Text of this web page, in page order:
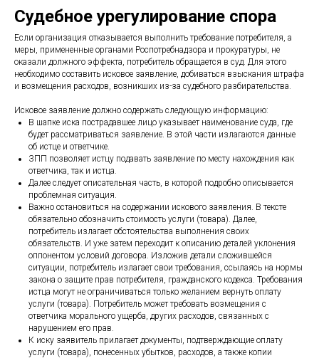
Судебное урегулирование спора
Если организация отказывается выполнить требование потребителя, а
меры, примененные органами Роспотребнадзора и прокуратуры, не
оказали должного эффекта, потребитель обращается в суд. Для этого
необходимо составить исковое заявление, добиваться взыскания штрафа
и возмещения расходов, возникших из-за судебного разбирательства.
Исковое заявление должно содержать следующую информацию:
В шапке иска пострадавшее лицо указывает наименование суда, где
будет рассматриваться заявление. В этой части излагаются данные
об истце и ответчике.
ЗПП позволяет истцу подавать заявление по месту нахождения как
ответчика, так и истца.
Далее следует описательная часть, в которой подробно описывается
проблемная ситуация.
Важно остановиться на содержании искового заявления. В тексте
обязательно обозначить стоимость услуги (товара). Далее,
потребитель излагает обстоятельства выполнения своих
обязательств. И уже затем переходит к описанию деталей уклонения
оппонентом условий договора. Изложив детали сложившейся
ситуации, потребитель излагает свои требования, ссылаясь на нормы
закона о защите прав потребителя, гражданского кодекса. Требования
истца могут не ограничиваться только желанием вернуть оплату
услуги (товара). Потребитель может требовать возмещения с
ответчика морального ущерба, других расходов, связанных с
нарушением его прав.
К иску заявитель прилагает документы, подтверждающие оплату
услуги (товара), понесенных убытков, расходов, а также копии